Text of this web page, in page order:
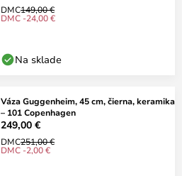
DMC149,00 €
DMC -24,00 €
Na sklade
Váza Guggenheim, 45 cm, čierna, keramika
– 101 Copenhagen
249,00 €
DMC251,00 €
DMC -2,00 €